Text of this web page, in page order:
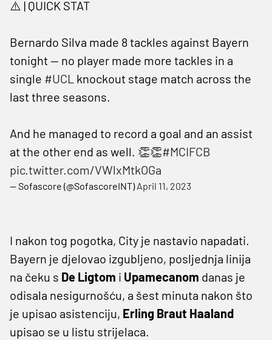
⚠️ | QUICK STAT
Bernardo Silva made 8 tackles against Bayern
tonight — no player made more tackles in a
single #UCL knockout stage match across the
last three seasons.
And he managed to record a goal and an assist
at the other end as well. 👏👏#MCIFCB
pic.twitter.com/VWlxMtkOGa
— Sofascore (@SofascoreINT)April 11, 2023
I nakon tog pogotka, City je nastavio napadati.
Bayern je djelovao izgubljeno, posljednja linija
na čeku s De Ligtom i Upamecanom danas je
odisala nesigurnošću, a šest minuta nakon što
je upisao asistenciju, Erling Braut Haaland
upisao se u listu strijelaca.